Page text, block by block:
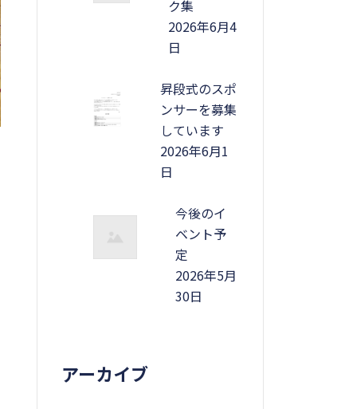
ク集
2026年6月4
日
昇段式のスポ
ンサーを募集
しています
2026年6月1
日
今後のイ
ベント予
定
2026年5月
30日
アーカイブ